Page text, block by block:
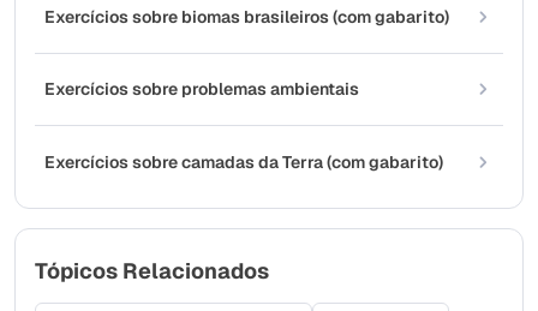
Exercícios sobre biomas brasileiros (com gabarito)
Exercícios sobre problemas ambientais
Exercícios sobre camadas da Terra (com gabarito)
Tópicos Relacionados